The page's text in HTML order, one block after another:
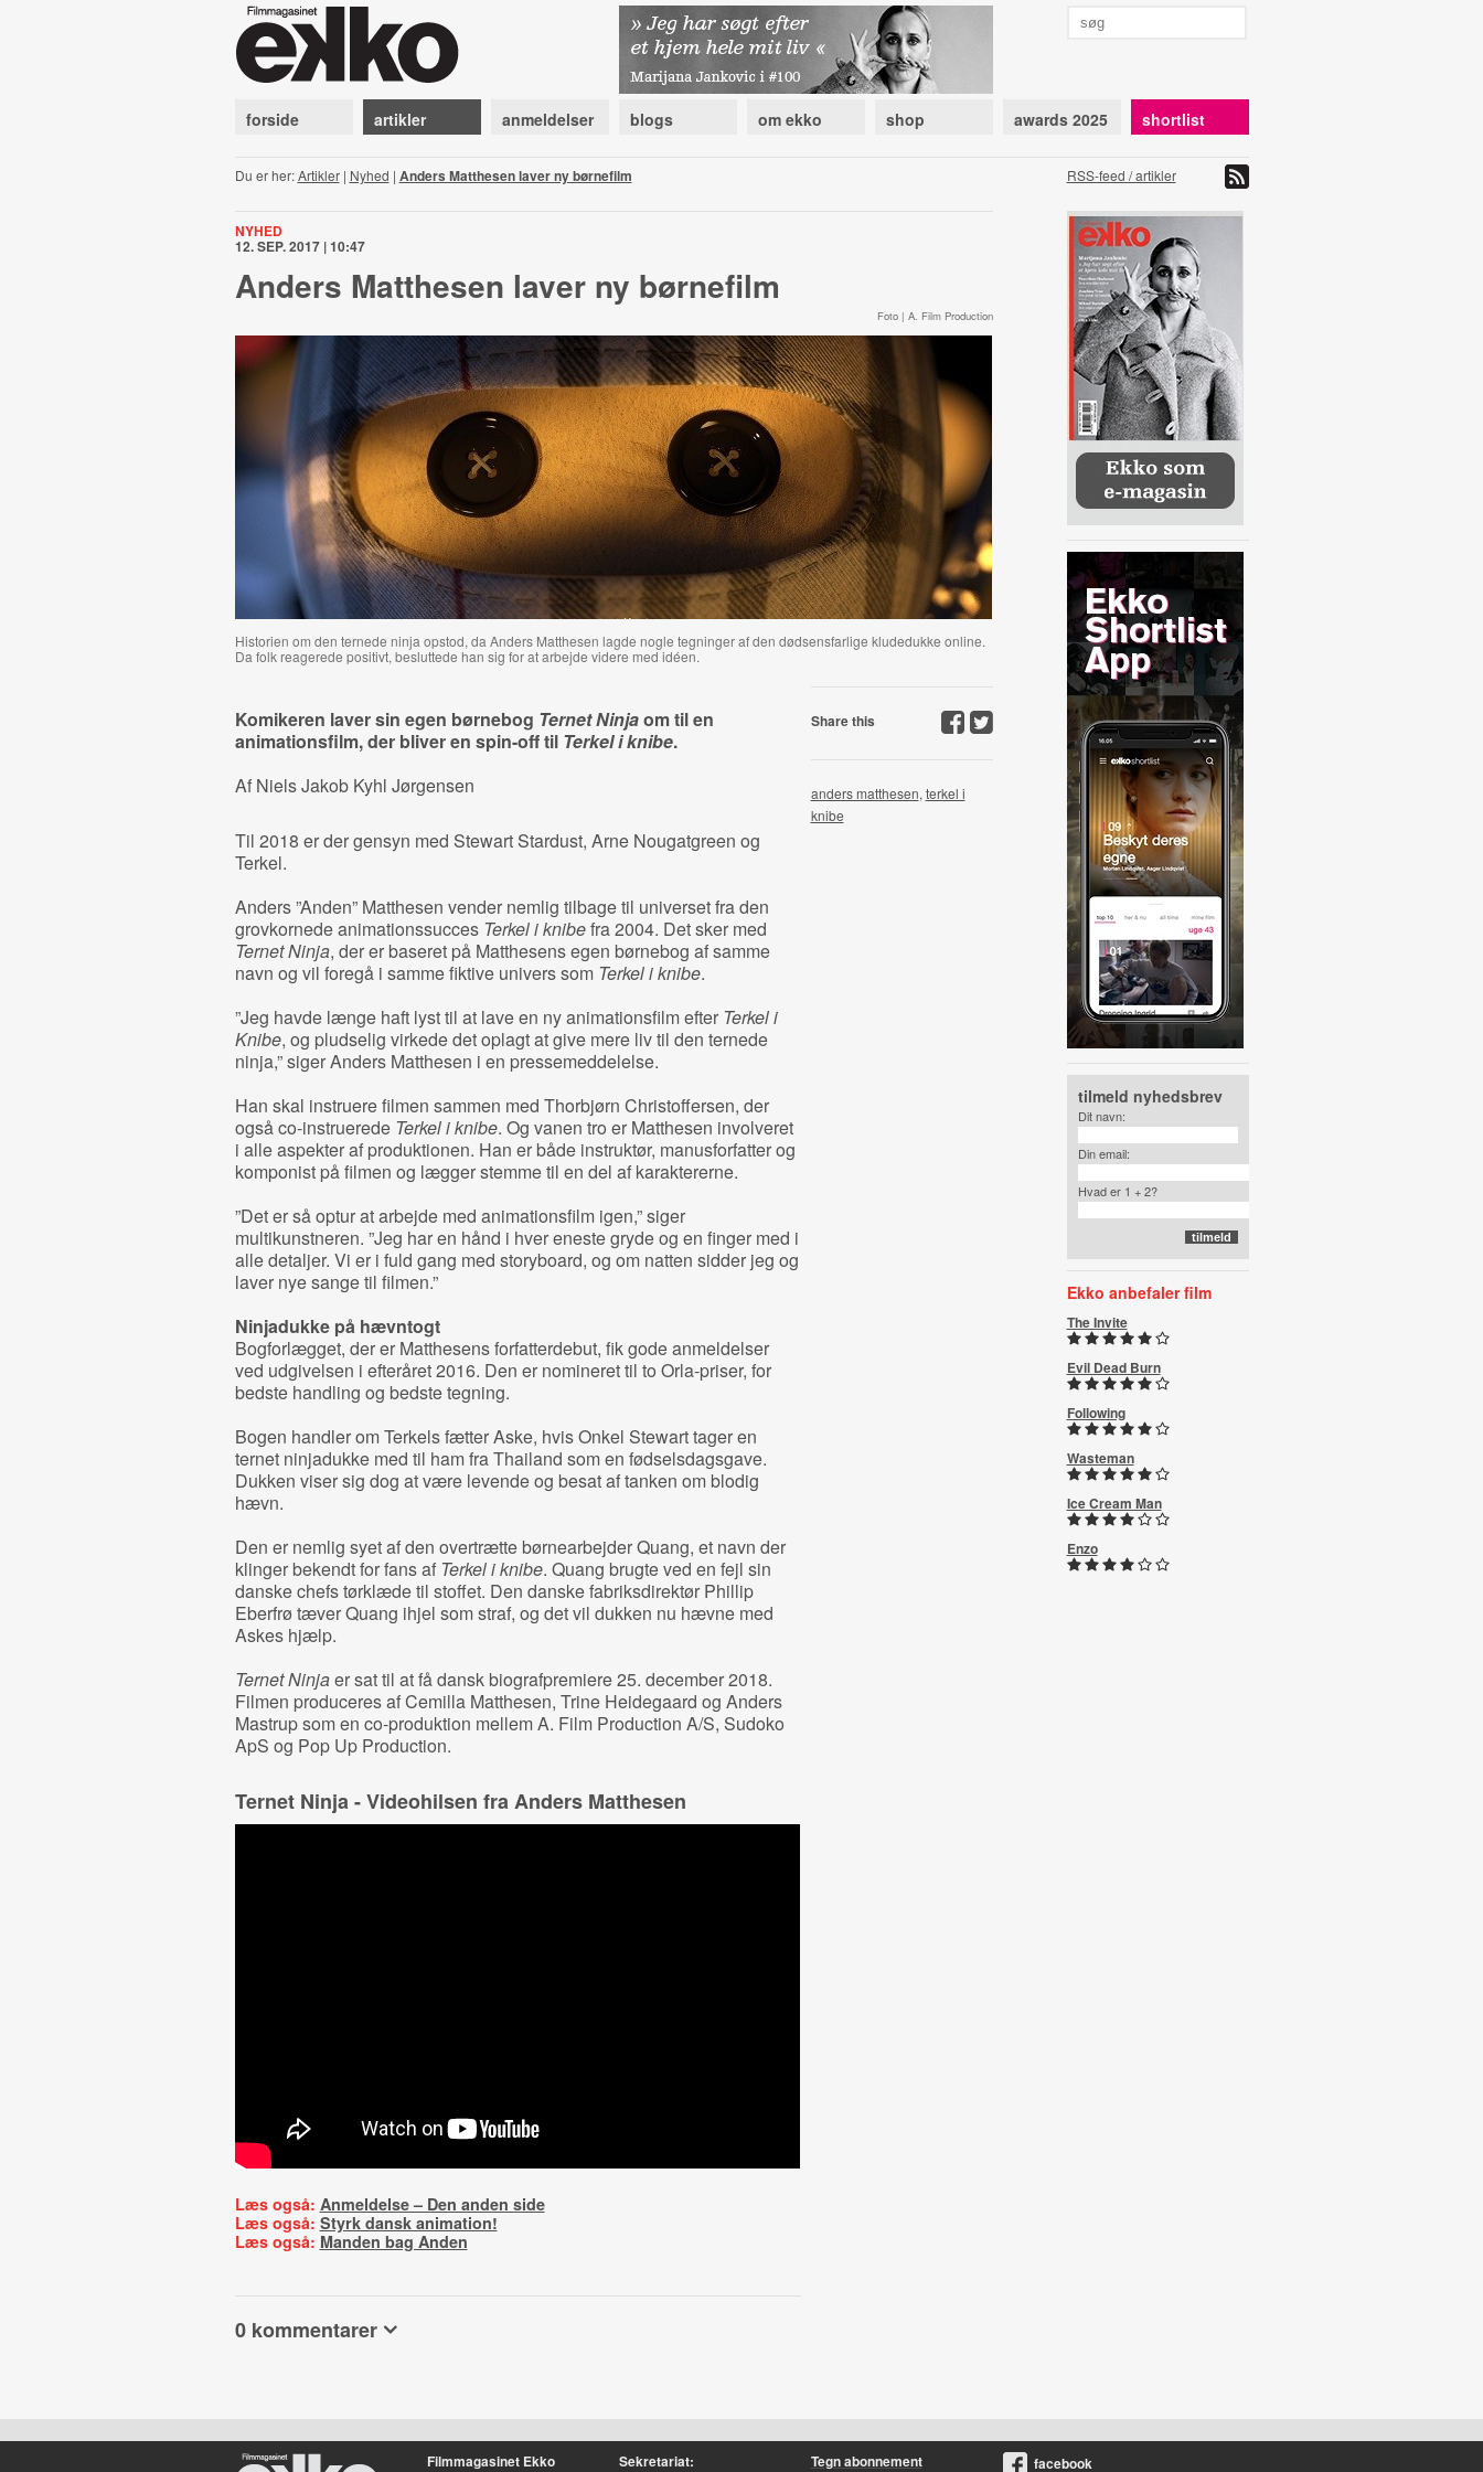
forside artikler anmeldelser blogs om ekko shop awards 2025 shortlist
Du er her:Artikler| Nyhed | Anders Matthesen laver ny børnefilm RSS-feed / artikler
NYHED
12. SEP. 2017 | 10:47
Anders Matthesen laver ny børnefilm
Foto | A. Film Production
Historien om den ternede ninja opstod, da Anders Matthesen lagde nogle tegninger af den dødsensfarlige kludedukke online.
Da folk reagerede positivt, besluttede han sig for at arbejde videre med idéen.
Komikeren laver sin egen børnebog Ternet Ninjaom til en
animationsfilm, der bliver en spin-off til Terkel i knibe.
Af Niels Jakob Kyhl Jørgensen
Til 2018 er der gensyn med Stewart Stardust, Arne Nougatgreen og
Terkel.
Anders ”Anden” Matthesen vender nemlig tilbage til universet fra den
grovkornede animationssucces Terkel i knibefra 2004. Det sker med
Ternet Ninja, der er baseret på Matthesens egen børnebog af samme
navn og vil foregå i samme fiktive univers som Terkel i knibe.
”Jeg havde længe haft lyst til at lave en ny animationsfilm efter Terkel i
Knibe, og pludselig virkede det oplagt at give mere liv til den ternede
ninja,” siger Anders Matthesen i en pressemeddelelse.
Han skal instruere filmen sammen med Thorbjørn Christoffersen, der
også co-instruerede Terkel i knibe. Og vanen tro er Matthesen involveret
i alle aspekter af produktionen. Han er både instruktør, manusforfatter og
komponist på filmen og lægger stemme til en del af karaktererne.
”Det er så optur at arbejde med animationsfilm igen,” siger
multikunstneren. ”Jeg har en hånd i hver eneste gryde og en finger med i
alle detaljer. Vi er i fuld gang med storyboard, og om natten sidder jeg og
laver nye sange til filmen.”
Ninjadukke på hævntogt
Bogforlægget, der er Matthesens forfatterdebut, fik gode anmeldelser
ved udgivelsen i efteråret 2016. Den er nomineret til to Orla-priser, for
bedste handling og bedste tegning.
Bogen handler om Terkels fætter Aske, hvis Onkel Stewart tager en
ternet ninjadukke med til ham fra Thailand som en fødselsdagsgave.
Dukken viser sig dog at være levende og besat af tanken om blodig
hævn.
Den er nemlig syet af den overtrætte børnearbejder Quang, et navn der
klinger bekendt for fans af Terkel i knibe. Quang brugte ved en fejl sin
danske chefs tørklæde til stoffet. Den danske fabriksdirektør Phillip
Eberfrø tæver Quang ihjel som straf, og det vil dukken nu hævne med
Askes hjælp.
Ternet Ninjaer sat til at få dansk biografpremiere 25. december 2018.
Filmen produceres af Cemilla Matthesen, Trine Heidegaard og Anders
Mastrup som en co-produktion mellem A. Film Production A/S, Sudoko
ApS og Pop Up Production.
Ternet Ninja - Videohilsen fra Anders Matthesen
Læs også: Anmeldelse – Den anden side
Læs også: Styrk dansk animation!
Læs også: Manden bag Anden
0 kommentarer
Share this
anders matthesen, terkel i
knibe
tilmeld nyhedsbrev
Dit navn:
Din email:
Hvad er 1 + 2?
Ekko anbefaler film
The Invite
Evil Dead Burn
Following
Wasteman
Ice Cream Man
Enzo
Filmmagasinet Ekko Sekretariat:
Tegn abonnement
facebook